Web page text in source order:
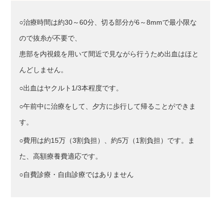
○治療時間は約30～60分、切る部分が6～8mmで最小限な
ので抜糸が不要で、
患部を内視鏡を用いて間近で見ながら行うため出血はほと
んどしません。
○出血はヤクルト1/3本程度です。
○午前中に治療をして、夕方に歩行して帰ることができま
す。
○費用は約15万（3割負担）、約5万（1割負担）です。ま
た、高額療養費適応です。
○自費診療・自由診療ではありません